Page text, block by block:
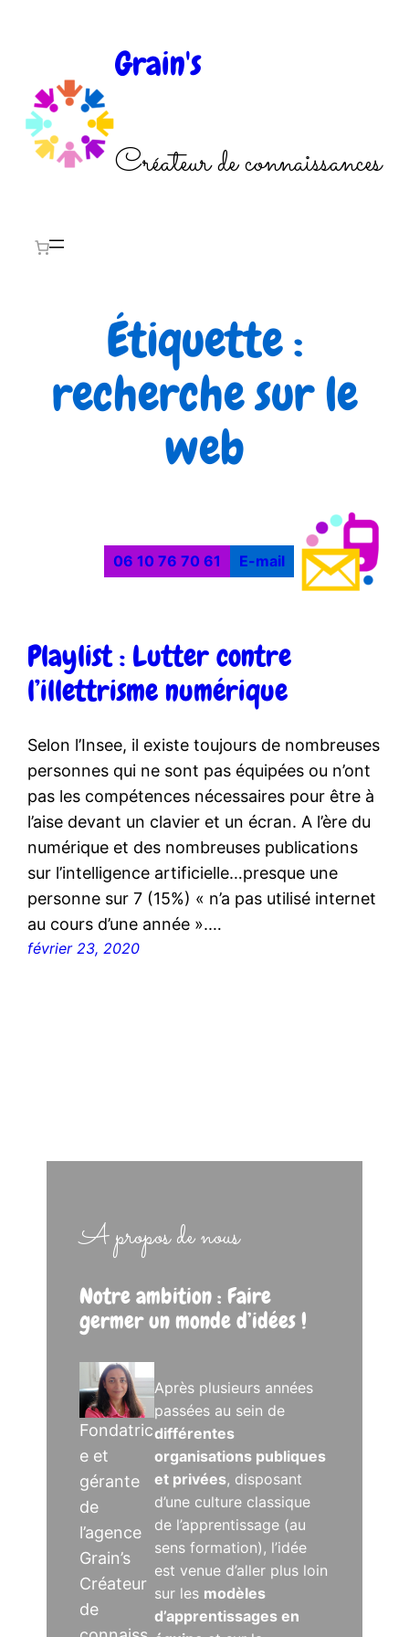
Grain's
Créateur de connaissances
Étiquette :
recherche sur le
web
06 10 76 70 61 E-mail
Playlist : Lutter contre
l’illettrisme numérique
Selon l’Insee, il existe toujours de nombreuses
personnes qui ne sont pas équipées ou n’ont
pas les compétences nécessaires pour être à
l’aise devant un clavier et un écran. A l’ère du
numérique et des nombreuses publications
sur l’intelligence artificielle…presque une
personne sur 7 (15%) « n’a pas utilisé internet
au cours d’une année ».…
février 23, 2020
A propos de nous
Notre ambition : Faire
germer un monde d’idées !
Fondatric
e et
gérante
de
l’agence
Grain’s
Créateur
de
Après plusieurs années
passées au sein de
différentes
organisations publiques
et privées, disposant
d’une culture classique
de l’apprentissage (au
sens formation), l’idée
est venue d’aller plus loin
sur les modèles
d’apprentissages en